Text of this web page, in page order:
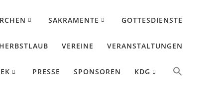
SAKRAMENTE GOTTESDIENSTE
VEREINE VERANSTALTUNGEN
PRESSE SPONSOREN KDG